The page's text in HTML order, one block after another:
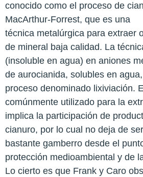
conocido como el proceso de
MacArthur-Forrest, que es una
técnica metalúrgica para extraer
de mineral baja calidad. La
(insoluble en agua) en aniones
de aurocianida, solubles en
proceso denominado lixiviación.
comúnmente utilizado para la
implica la participación de
cianuro, por lo cual no deja de
bastante gamberro desde el
protección medioambiental y de
Lo cierto es que Frank y Caro